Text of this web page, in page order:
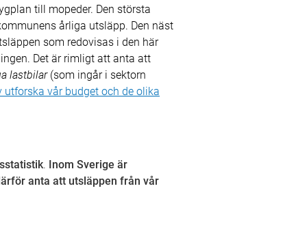
till mopeder. Den största
årliga utsläpp. Den näst
som redovisas i den här
Det är rimligt att anta att
lastbilar(som ingår i sektorn
vår budget och de olika
. Inom Sverige är
anta att utsläppen från vår